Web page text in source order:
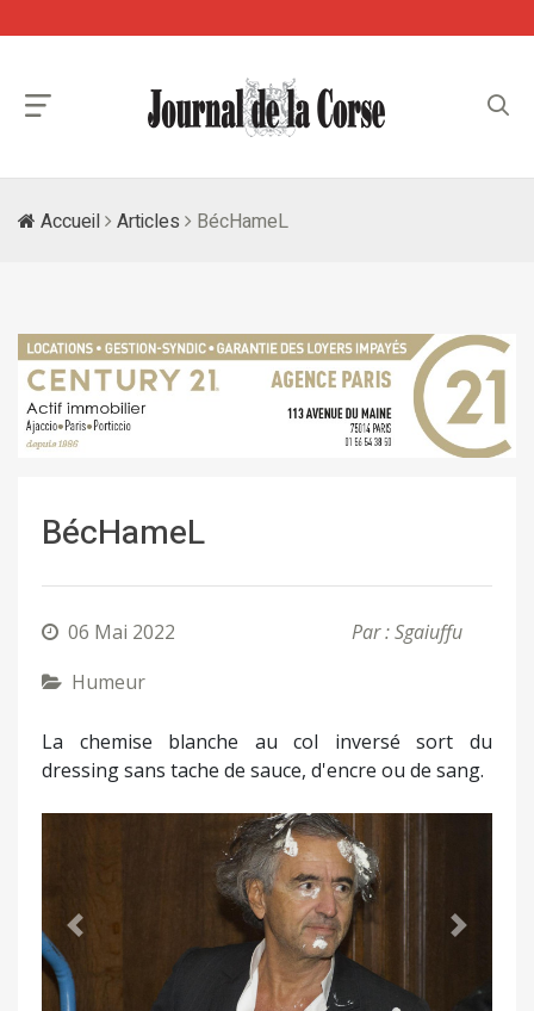
Accueil Articles BécHameL
BécHameL
06 Mai 2022
Par : Sgaiuffu
Humeur
La chemise blanche au col inversé sort du
dressing sans tache de sauce, d'encre ou de sang.
Précédent Suivant